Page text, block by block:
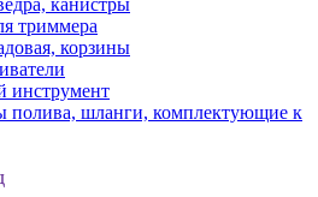
канистры
триммера
корзины
инструмент
полива, шланги, комплектующие к